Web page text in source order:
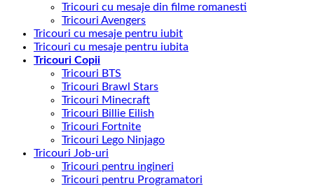
Tricouri cu mesaje din filme romanesti
Tricouri Avengers
Tricouri cu mesaje pentru iubit
Tricouri cu mesaje pentru iubita
Tricouri Copii
Tricouri BTS
Tricouri Brawl Stars
Tricouri Minecraft
Tricouri Billie Eilish
Tricouri Fortnite
Tricouri Lego Ninjago
Tricouri Job-uri
Tricouri pentru ingineri
Tricouri pentru Programatori